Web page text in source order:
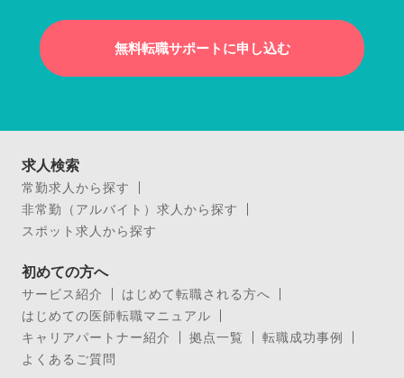
無料転職サポートに申し込む
求人検索
常勤求人から探す
非常勤（アルバイト）求人から探す
スポット求人から探す
初めての方へ
サービス紹介
はじめて転職される方へ
はじめての医師転職マニュアル
キャリアパートナー紹介
拠点一覧
転職成功事例
よくあるご質問